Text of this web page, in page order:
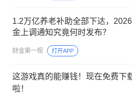
1.2万亿养老补助全部下达，
金上调通知究竟何时发布？
财金第一视 打开APP
这游戏真的能赚钱！现在免费下
啦！